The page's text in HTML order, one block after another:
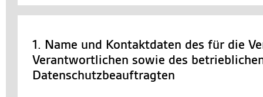
1. Name und Kontaktdaten des für die
Verantwortlichen sowie des
Datenschutzbeauftragten